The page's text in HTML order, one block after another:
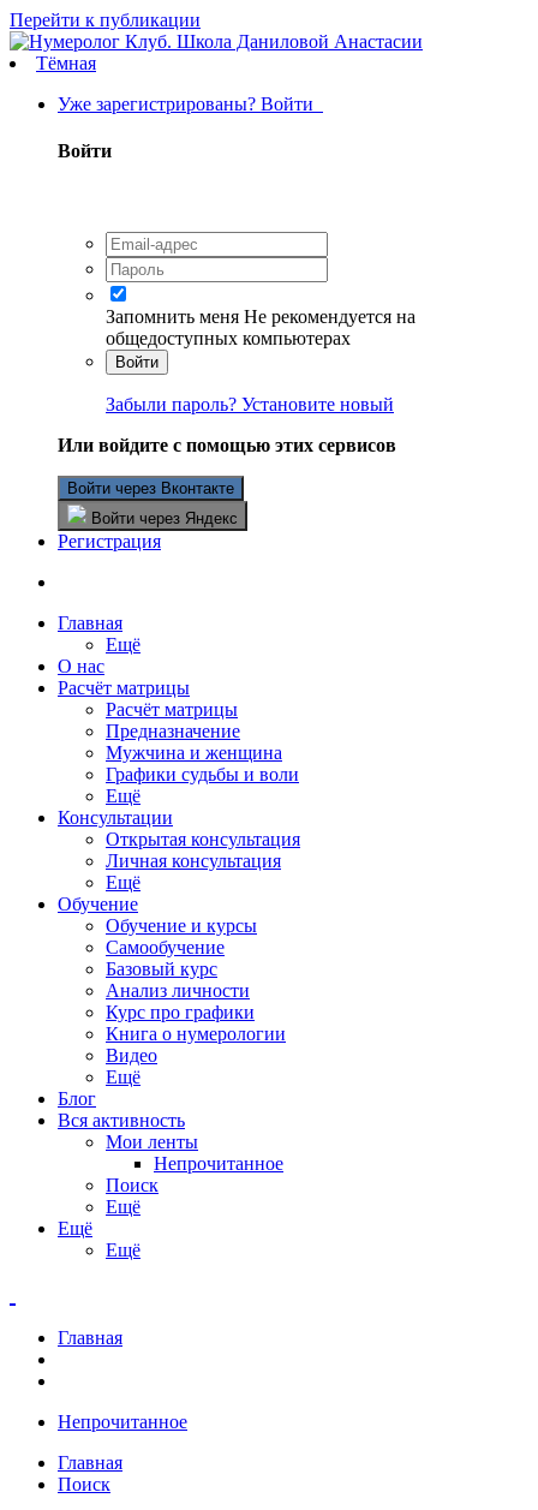
Перейти к публикации
Тёмная
Уже зарегистрированы? Войти
Войти
Запомнить меня Не рекомендуется на
общедоступных компьютерах
Войти
Забыли пароль? Установите новый
Или войдите с помощью этих сервисов
Войти через Вконтакте
Войти через Яндекс
Регистрация
Главная
Ещё
О нас
Расчёт матрицы
Расчёт матрицы
Предназначение
Мужчина и женщина
Графики судьбы и воли
Ещё
Консультации
Открытая консультация
Личная консультация
Ещё
Обучение
Обучение и курсы
Самообучение
Базовый курс
Анализ личности
Курс про графики
Книга о нумерологии
Видео
Ещё
Блог
Вся активность
Мои ленты
Непрочитанное
Поиск
Ещё
Ещё
Ещё
Главная
Непрочитанное
Главная
Поиск